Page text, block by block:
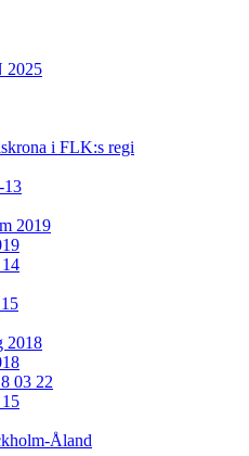
2025
i FLK:s regi
13
2019
2018
03 22
Åland